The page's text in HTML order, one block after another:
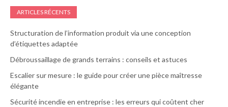
ARTICLES RÉCENTS
Structuration de l’information produit via une conception
d’étiquettes adaptée
Débroussaillage de grands terrains : conseils et astuces
Escalier sur mesure : le guide pour créer une pièce maîtresse
élégante
Sécurité incendie en entreprise : les erreurs qui coûtent cher